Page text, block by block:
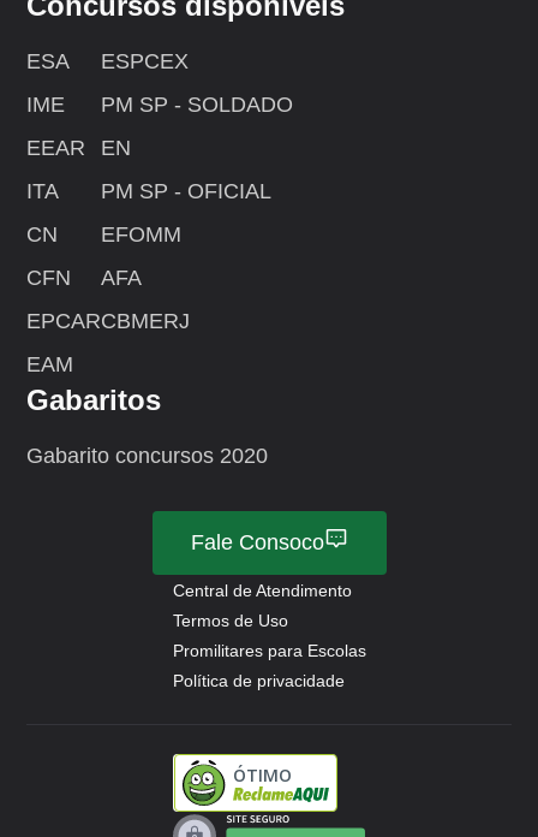
ESA
IME
EEAR
ITA
CN
CFN
EPCAR
EAM
ESPCEX
PM SP - SOLDADO
EN
PM SP - OFICIAL
EFOMM
AFA
CBMERJ
Gabaritos
Gabarito concursos 2020
Central de Atendimento
Termos de Uso
Promilitares para Escolas
Política de privacidade
Fale Consoco
ÓTIMO